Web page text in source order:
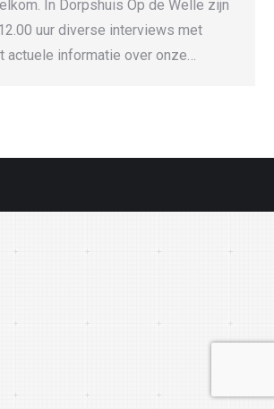
In Dorpshuis Op de Welle zijn
uur diverse interviews met
actuele informatie over onze…